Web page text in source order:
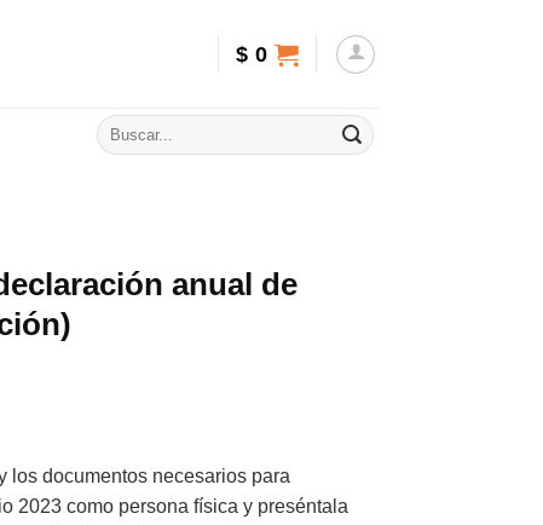
$ 0
anual de
los documentos necesarios para
2023 como persona física y preséntala